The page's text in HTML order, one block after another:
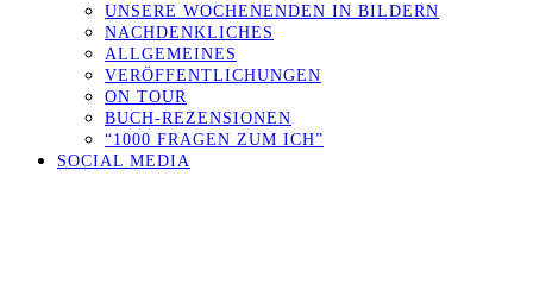
UNSERE WOCHENENDEN IN BILDERN
NACHDENKLICHES
ALLGEMEINES
VERÖFFENTLICHUNGEN
ON TOUR
BUCH-REZENSIONEN
“1000 FRAGEN ZUM ICH”
SOCIAL MEDIA